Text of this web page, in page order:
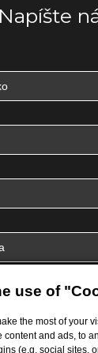
use of
the most of your
content and ads, to
(e.g. social sites,
Napíšte